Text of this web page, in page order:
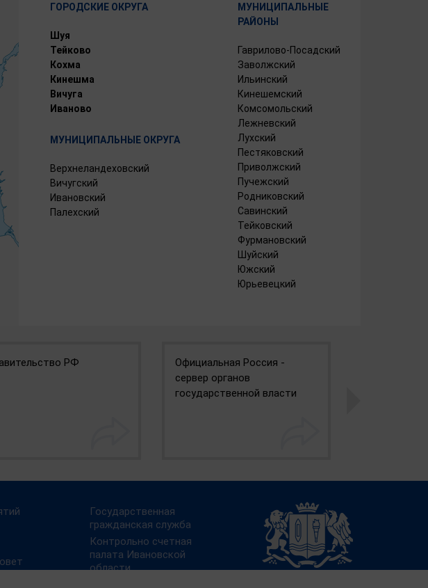
ГОРОДСКИЕ ОКРУГА
Шуя
Тейково
Кохма
Кинешма
Вичуга
Иваново
МУНИЦИПАЛЬНЫЕ ОКРУГА
Верхнеландеховский
Вичугский
Ивановский
Палехский
МУНИЦИПАЛЬНЫЕ
РАЙОНЫ
Гаврилово-Посадский
Заволжский
Ильинский
Кинешемский
Комсомольский
Лежневский
Лухский
Пестяковский
Приволжский
Пучежский
Родниковский
Савинский
Тейковский
Фурмановский
Шуйский
Южский
Юрьевецкий
РФ
Официальная Россия -
сервер органов
государственной власти
Государственная
гражданская служба
Контрольно счетная
палата Ивановской
области